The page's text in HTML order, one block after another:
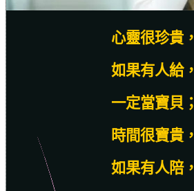
心靈很珍貴，
如果有人給，
一定當寶貝；
時間很寶貴，
如果有人陪，